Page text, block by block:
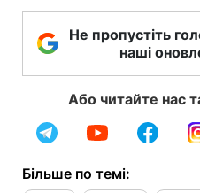
Не пропустіть
наші
Або читайте нас
Більше по темі: